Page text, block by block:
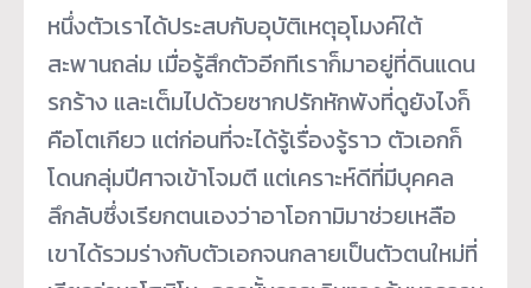
หนึ่งตัวเราได้ประสบกับอุบัติเหตุอุโมงค์ใต้
สะพานถล่ม เมื่อรู้สึกตัวอีกทีเราก็มาอยู่ที่ดินแดน
รกร้าง และเต็มไปด้วยซากปรักหักพังที่ดูยังไงก็
คือโตเกียว แต่ก่อนที่จะได้รู้เรื่องรู้ราว ตัวเอกก็
โดนกลุ่มปีศาจเข้าโจมตี แต่เคราะห์ดีที่มีบุคคล
ลึกลับซึ่งเรียกตนเองว่าอาโอกามิมาช่วยเหลือ
เขาได้รวมร่างกับตัวเอกจนกลายเป็นตัวตนใหม่ที่